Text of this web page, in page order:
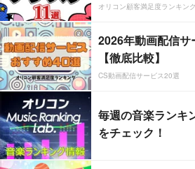
オリコン顧客満足度ランキン
2026年動画配信
【徹底比較】
CS動画配信サービス20選
毎週の音楽ランキ
をチェック！